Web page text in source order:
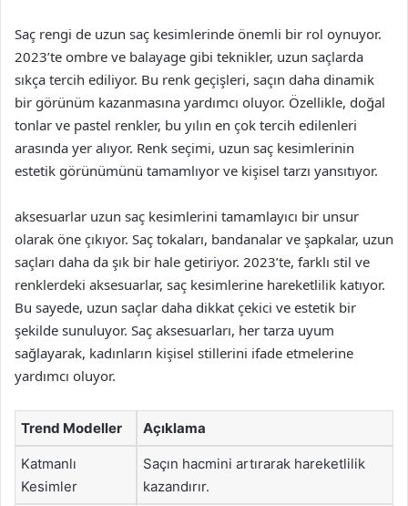
Saç rengi de uzun saç kesimlerinde önemli bir rol oynuyor.
2023’te ombre ve balayage gibi teknikler, uzun saçlarda
sıkça tercih ediliyor. Bu renk geçişleri, saçın daha dinamik
bir görünüm kazanmasına yardımcı oluyor. Özellikle, doğal
tonlar ve pastel renkler, bu yılın en çok tercih edilenleri
arasında yer alıyor. Renk seçimi, uzun saç kesimlerinin
estetik görünümünü tamamlıyor ve kişisel tarzı yansıtıyor.
aksesuarlar uzun saç kesimlerini tamamlayıcı bir unsur
olarak öne çıkıyor. Saç tokaları, bandanalar ve şapkalar, uzun
saçları daha da şık bir hale getiriyor. 2023’te, farklı stil ve
renklerdeki aksesuarlar, saç kesimlerine hareketlilik katıyor.
Bu sayede, uzun saçlar daha dikkat çekici ve estetik bir
şekilde sunuluyor. Saç aksesuarları, her tarza uyum
sağlayarak, kadınların kişisel stillerini ifade etmelerine
yardımcı oluyor.
Trend Modeller Açıklama
Katmanlı
Kesimler
Saçın hacmini artırarak hareketlilik
kazandırır.